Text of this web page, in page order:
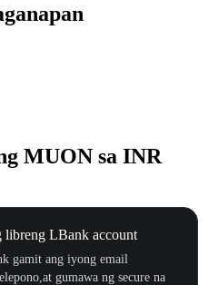
MUON sa INR
LBank account
gamit ang iyong email
gumawa ng secure na